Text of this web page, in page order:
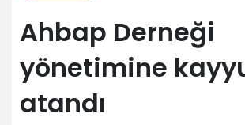
Ahbap Derneği
yönetimine
atandı